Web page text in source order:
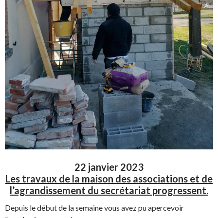
22 janvier 2023
Les travaux de la maison des associations et de
l’agrandissement du secrétariat progressent.
Depuis le début de la semaine vous avez pu apercevoir